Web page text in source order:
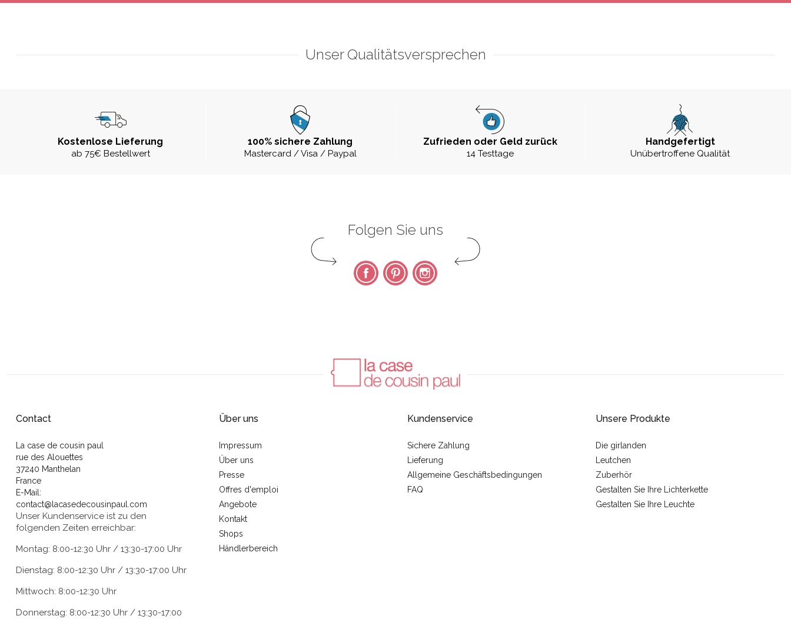
Unser Qualitätsversprechen
Kostenlose Lieferung
ab 75€ Bestellwert
100% sichere Zahlung
Mastercard / Visa / Paypal
Zufrieden oder Geld zurück
14 Testtage
Handgefertigt
Unübertroffene Qualität
Folgen Sie uns
FacebookPinterest Instagram
Contact
La case de cousin paul
rue des Alouettes
37240 Manthelan
France
E-Mail:
contact@lacasedecousinpaul.com
Unser Kundenservice ist zu den
folgenden Zeiten erreichbar:
Montag: 8:00-12:30 Uhr / 13:30-17:00 Uhr
Dienstag: 8:00-12:30 Uhr / 13:30-17:00 Uhr
Mittwoch: 8:00-12:30 Uhr
Donnerstag: 8:00-12:30 Uhr / 13:30-17:00
Über uns
Impressum
Über uns
Presse
Offres d'emploi
Angebote
Kontakt
Shops
Händlerbereich
Kundenservice
Sichere Zahlung
Lieferung
Allgemeine Geschäftsbedingungen
FAQ
Unsere Produkte
Die girlanden
Leutchen
Zuberhör
Gestalten Sie Ihre Lichterkette
Gestalten Sie Ihre Leuchte